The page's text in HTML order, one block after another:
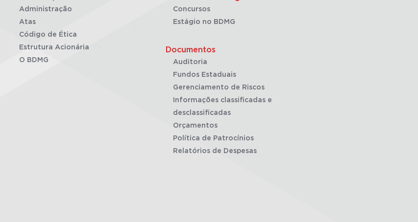
Administração
Atas
Código de Ética
Estrutura Acionária
O BDMG
Concursos
Estágio no BDMG
Documentos
Auditoria
Fundos Estaduais
Gerenciamento de Riscos
Informações classificadas e
desclassificadas
Orçamentos
Política de Patrocínios
Relatórios de Despesas